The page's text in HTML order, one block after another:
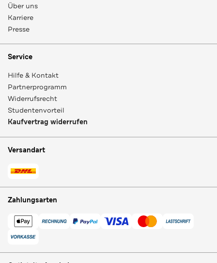
Über uns
Karriere
Presse
Service
Hilfe & Kontakt
Partnerprogramm
Widerrufsrecht
Studentenvorteil
Kaufvertrag widerrufen
Versandart
Zahlungsarten